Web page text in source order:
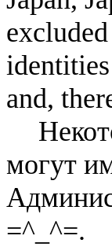
and,
могут
=^_^=.